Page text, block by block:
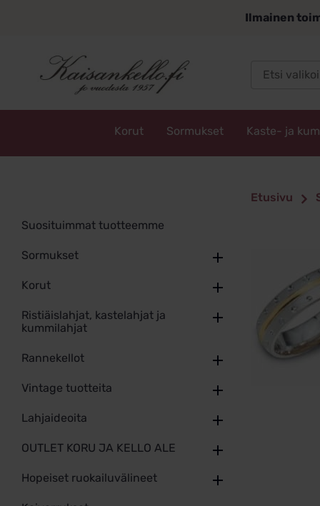
Ilmainen
Korut Sormukset Kaste- ja
Suosituimmat tuotteemme
Sormukset
Korut
Ristiäislahjat, kastelahjat ja
kummilahjat
Rannekellot
Vintage tuotteita
Lahjaideoita
OUTLET KORU JA KELLO ALE
Hopeiset ruokailuvälineet
Etusivu